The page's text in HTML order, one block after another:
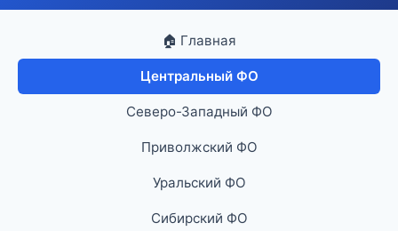
🏠 Главная
Центральный ФО
Северо-Западный ФО
Приволжский ФО
Уральский ФО
Сибирский ФО